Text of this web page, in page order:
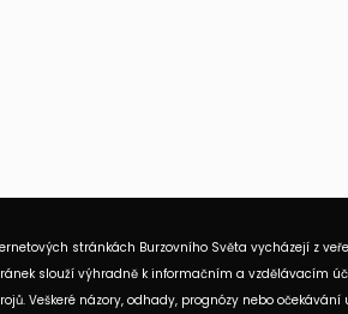
stránkách Burzovního Světa vycházejí z
slouží výhradně k informačním a vzdělávacím
Veškeré názory, odhady, prognózy nebo